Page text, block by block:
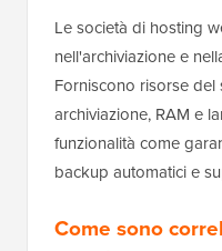
Le società di hosting
nell'archiviazione e
Forniscono risorse
archiviazione, RAM e
funzionalità come
backup automatici e
Come sono